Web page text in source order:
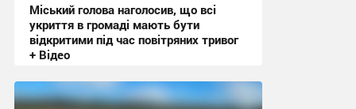
Міський голова наголосив, що всі
укриття в громаді мають бути
відкритими під час повітряних тривог
+ Відео
20:50, 3.08.2026